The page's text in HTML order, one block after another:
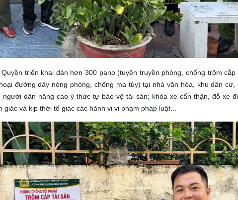
triển khai dán hơn 300 pano (tuyên truyền phòng, chống trộm
đường dây nóng phòng, chống ma túy) tại nhà văn hóa, khu dân
dân nâng cao ý thức tự bảo vệ tài sản; khóa xe cẩn thận, đỗ xe
và kịp thời tố giác các hành vi vi phạm pháp luật...